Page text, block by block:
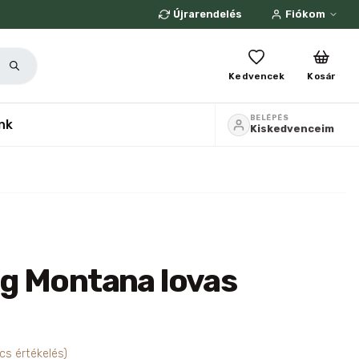
Újrarendelés Fiókom
Kedvencek Kosár
BELÉPÉS
Kiskedvenceim
Montana lovas
értékelés)